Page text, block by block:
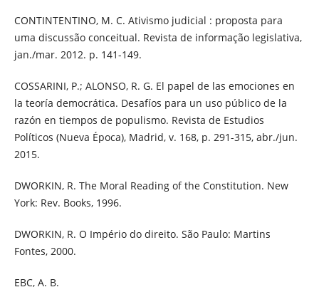
CONTINTENTINO, M. C. Ativismo judicial : proposta para
uma discussão conceitual. Revista de informação legislativa,
jan./mar. 2012. p. 141-149.
COSSARINI, P.; ALONSO, R. G. El papel de las emociones en
la teoría democrática. Desafíos para un uso público de la
razón en tiempos de populismo. Revista de Estudios
Políticos (Nueva Época), Madrid, v. 168, p. 291-315, abr./jun.
2015.
DWORKIN, R. The Moral Reading of the Constitution. New
York: Rev. Books, 1996.
DWORKIN, R. O Império do direito. São Paulo: Martins
Fontes, 2000.
EBC, A. B.